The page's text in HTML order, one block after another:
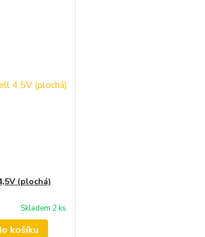
(plochá)
Skladem 2 ks
košíku